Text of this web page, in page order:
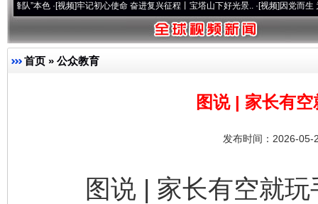
牢记初心使命 奋进复兴征程丨宝塔山下好光景.. ·[视频]因党而生 为党而战——百
首页 » 公众教育
图说 | 家长有
发布时间：2026-
图说 | 家长有空就玩